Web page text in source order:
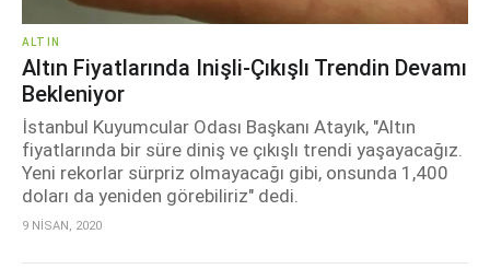
ALTIN
Altın Fiyatlarında Inişli-Çıkışlı Trendin Devamı
Bekleniyor
İstanbul Kuyumcular Odası Başkanı Atayık, "Altın
fiyatlarında bir süre diniş ve çıkışlı trendi yaşayacağız.
Yeni rekorlar sürpriz olmayacağı gibi, onsunda 1,400
doları da yeniden görebiliriz" dedi.
9 NİSAN, 2020